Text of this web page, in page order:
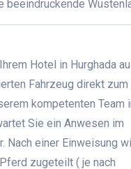
beeindruckende
Hotel in Hurghada
Fahrzeug direkt zum
kompetenten Team
Sie ein Anwesen im
Nach einer Einweisung
zugeteilt ( je nach